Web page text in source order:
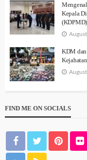
Kepala
KDM
FIND ME ON SOCIALS